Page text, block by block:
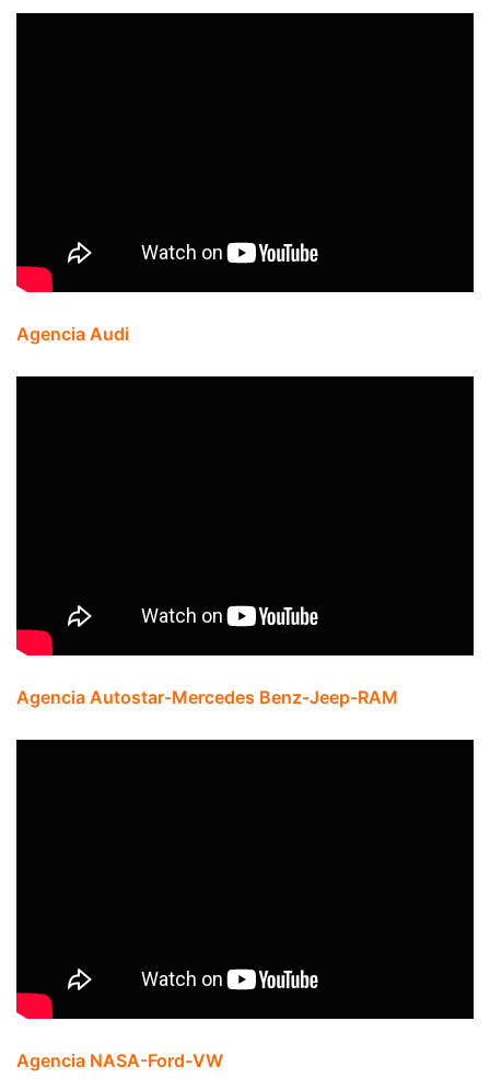
Agencia Audi
Agencia Autostar-Mercedes Benz-Jeep-RAM
Agencia NASA-Ford-VW